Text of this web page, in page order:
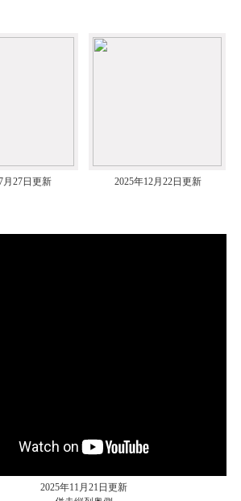
月27日更新 2025年12月22日更新
2025年11月21日更新